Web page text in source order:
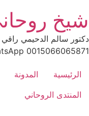
to
content
شيخ
دكتور سالم الدحيمي
0015066065871 WhatsApp | واتس آب .
الرئيسية المدونة
المنتدى الروحاني